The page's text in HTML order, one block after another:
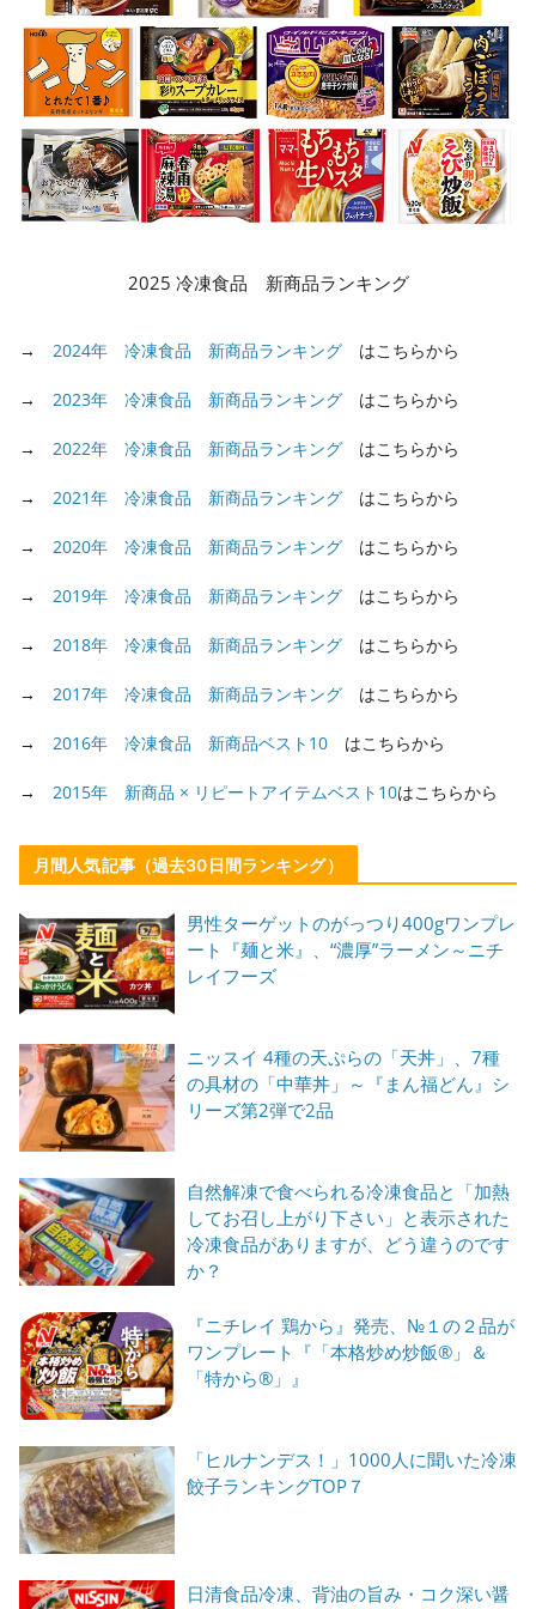
2025 冷凍食品 新商品ランキング
→ 2024年 冷凍食品 新商品ランキング はこちらから
→ 2023年 冷凍食品 新商品ランキング はこちらから
→ 2022年 冷凍食品 新商品ランキング はこちらから
→ 2021年 冷凍食品 新商品ランキング はこちらから
→ 2020年 冷凍食品 新商品ランキング はこちらから
→ 2019年 冷凍食品 新商品ランキング はこちらから
→ 2018年 冷凍食品 新商品ランキング はこちらから
→ 2017年 冷凍食品 新商品ランキング はこちらから
→ 2016年 冷凍食品 新商品ベスト10 はこちらから
→ 2015年 新商品 × リピートアイテムベスト10はこちらから
月間人気記事（過去30日間ランキング）
男性ターゲットのがっつり400gワンプレ
ート『麺と米』、“濃厚”ラーメン～ニチ
レイフーズ
ニッスイ 4種の天ぷらの「天丼」、7種
の具材の「中華丼」～『まん福どん』シ
リーズ第2弾で2品
自然解凍で食べられる冷凍食品と「加熱
してお召し上がり下さい」と表示された
冷凍食品がありますが、どう違うのです
か？
『ニチレイ 鶏から』発売、№１の２品が
ワンプレート『「本格炒め炒飯®」＆
「特から®」』
「ヒルナンデス！」1000人に聞いた冷凍
餃子ランキングTOP７
日清食品冷凍、背油の旨み・コク深い醤